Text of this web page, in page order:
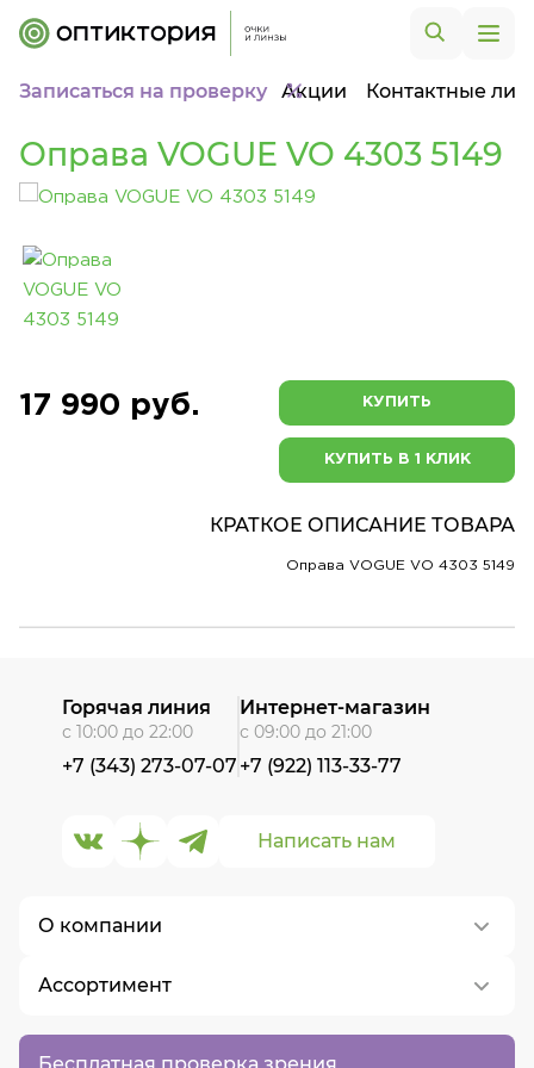
Записаться на проверку Акции Контактные
Оправа VOGUE VO 4303 5149
17 990 руб. КУПИТЬ
КУПИТЬ В 1 КЛИК
КРАТКОЕ ОПИСАНИЕ ТОВАРА
Оправа VOGUE VO 4303 5149
Бесплатная проверка зрения
О компании
О нас
Контакты
Ассортимент
Написать нам
Горячая линия
с 10:00 до 22:00
+7 (343) 273-07-07
Интернет-магазин
с 09:00 до 21:00
+7 (922) 113-33-77